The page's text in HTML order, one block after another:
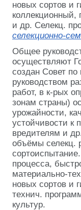
новых сортов и
коллекционный,
и др. Селекц.
селекционно-
Общее
осуществляют
создан Совет по
руководством
работ, в к-рых
зонам страны)
урожайности,
устойчивости к
вредителям и
объёмы селекц.
процесса,
материально-
новых сортов и
технич.
культур.